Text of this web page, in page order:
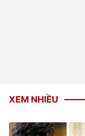
XEM NHIỀU